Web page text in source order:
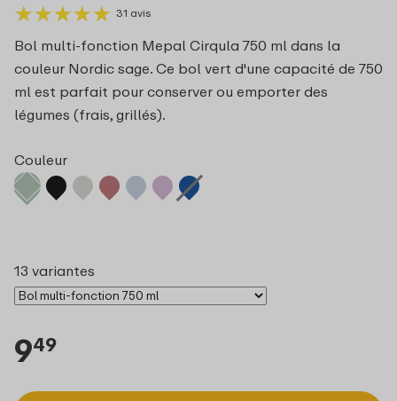
★★★★★
★★★★★ 31 avis
Bol multi-fonction Mepal Cirqula 750 ml dans la
couleur Nordic sage. Ce bol vert d'une capacité de 750
ml est parfait pour conserver ou emporter des
légumes (frais, grillés).
Couleur
13 variantes
949